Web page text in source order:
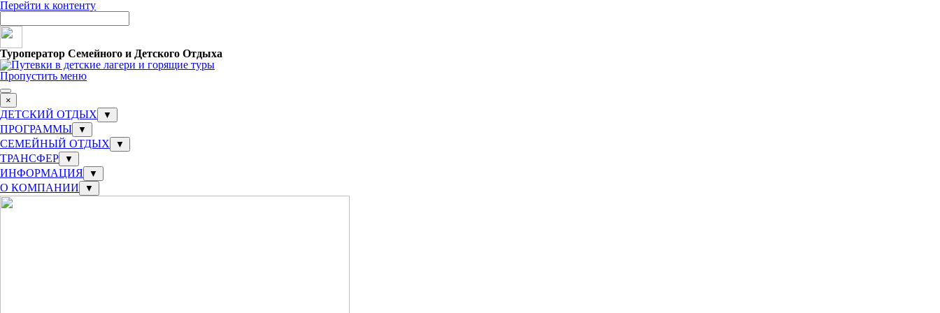
Перейти к контенту
Туроператор Семейного и Детского Отдыха
Пропустить меню
×
ДЕТСКИЙ ОТДЫХ ▼
ПРОГРАММЫ ▼
СЕМЕЙНЫЙ ОТДЫХ ▼
ТРАНСФЕР ▼
ИНФОРМАЦИЯ ▼
О КОМПАНИИ ▼